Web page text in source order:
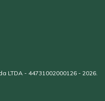
LTDA - 44731002000126 - 2026.